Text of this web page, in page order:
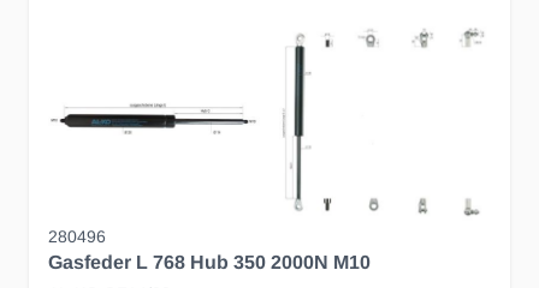
280496
Gasfeder L 768 Hub 350 2000N M10